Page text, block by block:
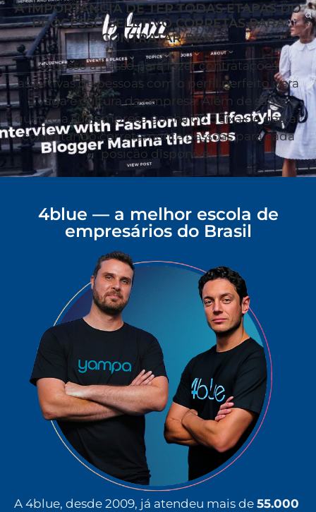
A IMPORTÂNCIA DE TER TODAS ETAPAS DO
PROCESSO SELETIVO CORRETAS PARA
CONTRATAR BEM
O passo a passo para fazer contratações
assertivas de pessoas com o perfil perfeito para
a vaga e cultura da empresa. Além de saber
quanto a sua empresa ganha ou deixa de gastar
contratando corretamente pessoas para cada
posição disponível.
4blue — a melhor escola de
empresários do Brasil
A 4blue, desde 2009, já atendeu mais de 55.000